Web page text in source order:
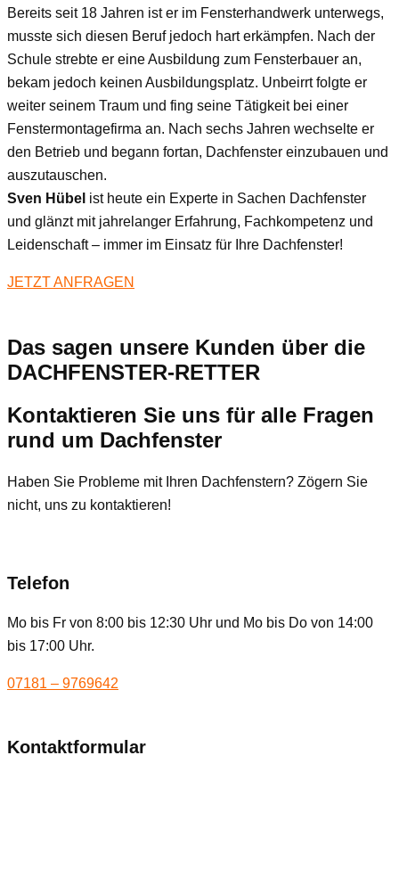
Bereits seit 18 Jahren ist er im Fensterhandwerk unterwegs,
musste sich diesen Beruf jedoch hart erkämpfen. Nach der
Schule strebte er eine Ausbildung zum Fensterbauer an,
bekam jedoch keinen Ausbildungsplatz. Unbeirrt folgte er
weiter seinem Traum und fing seine Tätigkeit bei einer
Fenstermontagefirma an. Nach sechs Jahren wechselte er
den Betrieb und begann fortan, Dachfenster einzubauen und
auszutauschen.
Sven Hübel ist heute ein Experte in Sachen Dachfenster
und glänzt mit jahrelanger Erfahrung, Fachkompetenz und
Leidenschaft – immer im Einsatz für Ihre Dachfenster!
JETZT ANFRAGEN
Das sagen unsere Kunden über die
DACHFENSTER-RETTER
Kontaktieren Sie uns für alle Fragen
rund um Dachfenster
Haben Sie Probleme mit Ihren Dachfenstern? Zögern Sie
nicht, uns zu kontaktieren!
Telefon
Mo bis Fr von 8:00 bis 12:30 Uhr und Mo bis Do von 14:00
bis 17:00 Uhr.
07181 – 9769642
Kontaktformular